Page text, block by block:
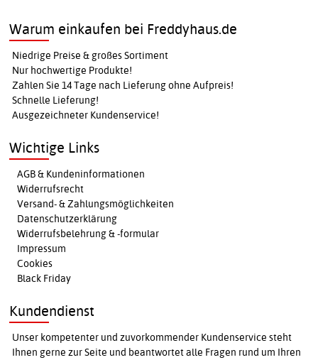
Warum einkaufen bei Freddyhaus.de
Niedrige Preise & großes Sortiment
Nur hochwertige Produkte!
Zahlen Sie 14 Tage nach Lieferung ohne Aufpreis!
Schnelle Lieferung!
Ausgezeichneter Kundenservice!
Wichtige Links
AGB & Kundeninformationen
Widerrufsrecht
Versand- & Zahlungsmöglichkeiten
Datenschutzerklärung
Widerrufsbelehrung & -formular
Impressum
Cookies
Black Friday
Kundendienst
Unser kompetenter und zuvorkommender Kundenservice steht
Ihnen gerne zur Seite und beantwortet alle Fragen rund um Ihren